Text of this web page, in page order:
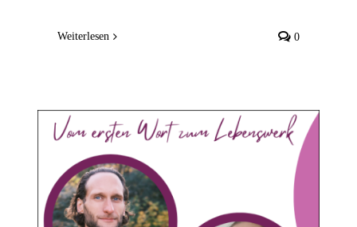
Weiterlesen 0